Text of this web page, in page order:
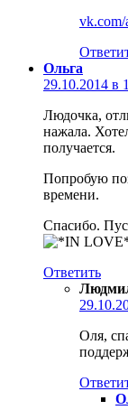
vk.com/
Ольга
29.10.2014 в
Людочка,
нажала.
получается.
Попробую
времени.
Спасибо.
Ответить
Оля,